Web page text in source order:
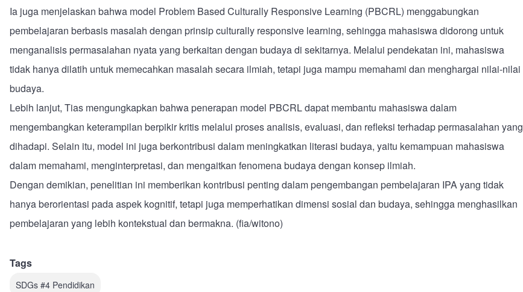
Ia juga menjelaskan bahwa model Problem Based Culturally Responsive Learning (PBCRL) menggabungkan
pembelajaran berbasis masalah dengan prinsip culturally responsive learning, sehingga mahasiswa didorong untuk
menganalisis permasalahan nyata yang berkaitan dengan budaya di sekitarnya. Melalui pendekatan ini, mahasiswa
tidak hanya dilatih untuk memecahkan masalah secara ilmiah, tetapi juga mampu memahami dan menghargai nilai-nilai
budaya.
Lebih lanjut, Tias mengungkapkan bahwa penerapan model PBCRL dapat membantu mahasiswa dalam
mengembangkan keterampilan berpikir kritis melalui proses analisis, evaluasi, dan refleksi terhadap permasalahan yang
dihadapi. Selain itu, model ini juga berkontribusi dalam meningkatkan literasi budaya, yaitu kemampuan mahasiswa
dalam memahami, menginterpretasi, dan mengaitkan fenomena budaya dengan konsep ilmiah.
Dengan demikian, penelitian ini memberikan kontribusi penting dalam pengembangan pembelajaran IPA yang tidak
hanya berorientasi pada aspek kognitif, tetapi juga memperhatikan dimensi sosial dan budaya, sehingga menghasilkan
pembelajaran yang lebih kontekstual dan bermakna. (fia/witono)
Tags
SDGs #4 Pendidikan